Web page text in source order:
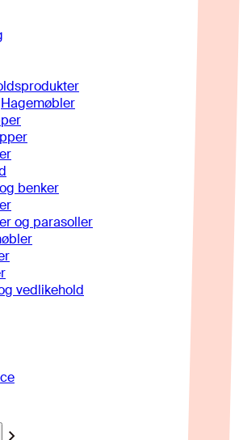
Hagemøbler
benker
og parasoller
vedlikehold